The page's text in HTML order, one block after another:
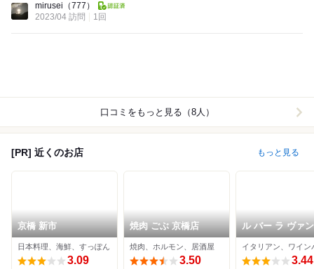
mirusei （777）
2023/04 訪問
1回
口コミをもっと見る（8人）
[PR] 近くのお店 もっと見る
京橋 新市
日本料理、海鮮、すっぽん
3.09
焼肉 ごぶ 京橋店
焼肉、ホルモン、居酒屋
3.50
ル バー ラ ヴァ
ンカンドゥ アザ
ウキョウ 京阪モ
京橋店
3.44